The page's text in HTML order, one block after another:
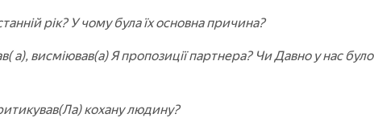
рік? У чому була їх основна причина?
а), висміював(а) Я пропозиції партнера? Чи Давно у нас було
кохану людину?